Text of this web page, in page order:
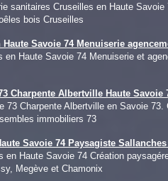
sanitaires Cruseilles en Haute
bois Cruseilles
Savoie 74 Menuiserie
en Haute Savoie 74 Menuiserie et
Charpente Albertville Haute
73 Charpente Albertville en Savoie
immobiliers 73
Savoie 74 Paysagiste
en Haute Savoie 74 Création
Megève et Chamonix